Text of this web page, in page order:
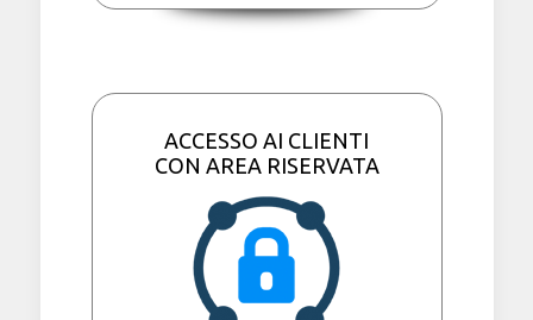
ACCESSO AI CLIENTI
CON AREA RISERVATA